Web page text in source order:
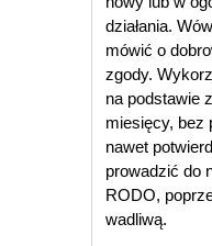
działania.
mówić o
zgody.
na podstawie
miesięcy, bez
nawet
prowadzić do
RODO,
wadliwą.